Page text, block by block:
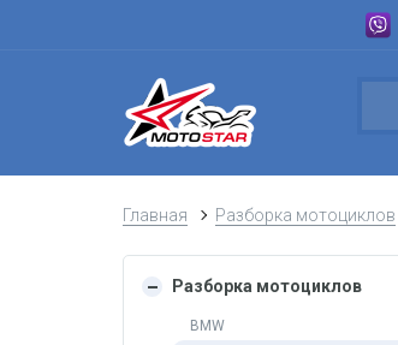
Главная Разборка мотоциклов
Разборка мотоциклов
BMW